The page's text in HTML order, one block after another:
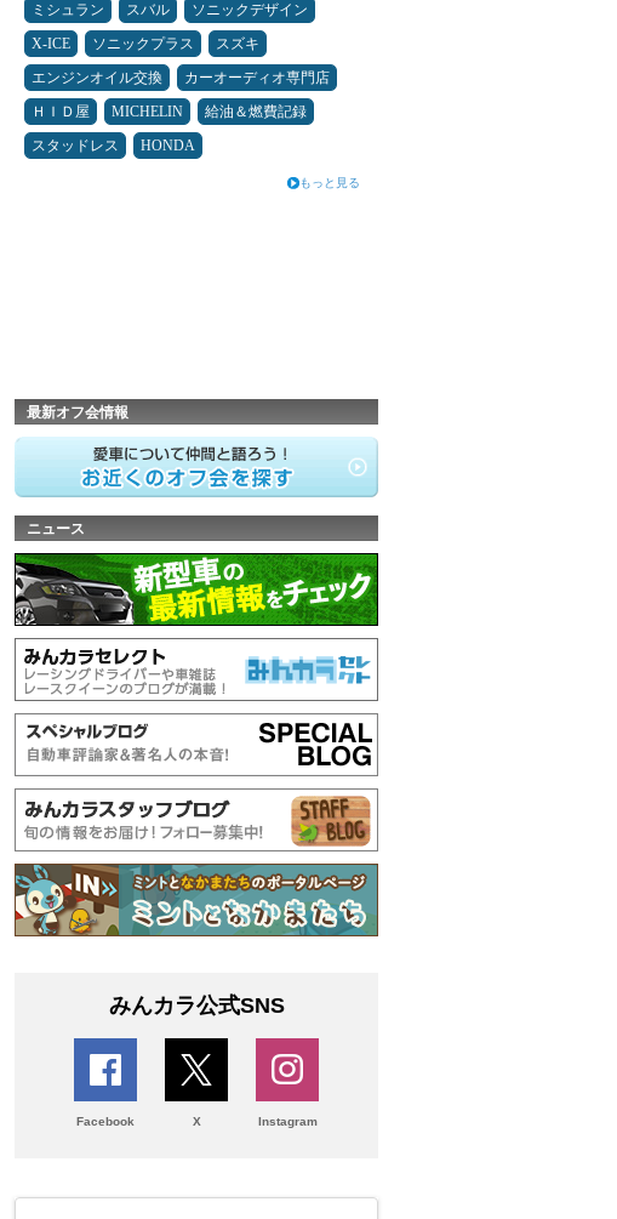
ミシュラン スバル
ソニックデザイン
X-ICE
ソニックプラス
スズキ
エンジンオイル交換
カーオーディオ専門店
ＨＩＤ屋
MICHELIN
給油＆燃費記録
スタッドレス
HONDA
もっと見る
最新オフ会情報
ニュース
みんカラ公式SNS
Facebook X Instagram